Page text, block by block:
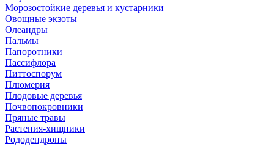
Морозостойкие деревья и кустарники
Овощные экзоты
Олеандры
Пальмы
Папоротники
Пассифлора
Питтоспорум
Плюмерия
Плодовые деревья
Почвопокровники
Пряные травы
Растения-хищники
Рододендроны